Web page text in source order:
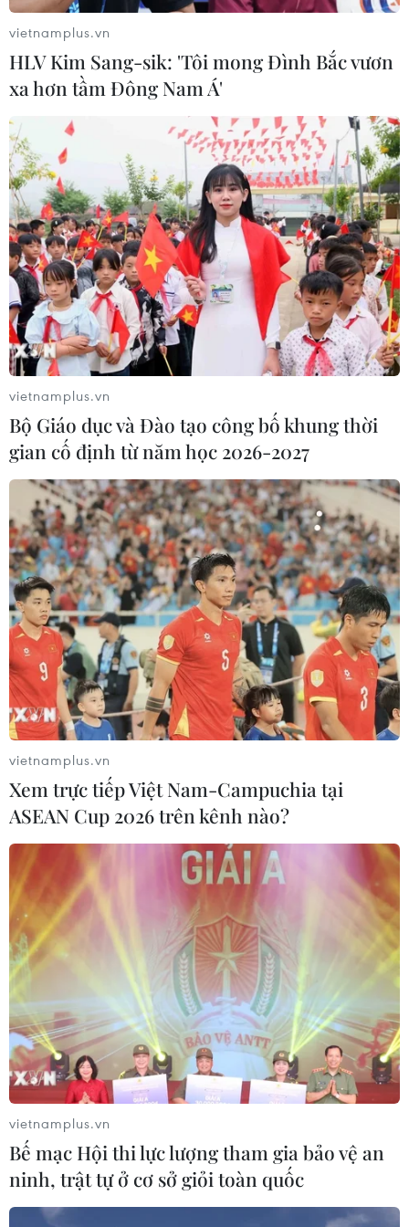
sớm “Black Friday”
25/11/2016 07:54
Mùa mua sắm 2016 tại Mỹ sẽ chính thức bắt đầu từ
ngày Thứ Sáu - 25/11, một ngày sau ngày Lễ Tạ ơn
nhằm chiếm lĩnh thị phần và tăng doanh số bán hàng.
Mua sắm trực tuyến lên ngôi tại Mỹ trong
ngày "Black Friday"
26/11/2016 04:01
Hiệp hội Bán lẻ quốc gia (NRF) ước đoán tổng doanh
thu mùa lễ này có thể tăng 3,6%, lên đến 655,8 tỷ USD,
chủ yếu nhờ vào tăng trưởng trong mua sắm trực tuyến.
vietnamplus.vn
HLV Kim Sang-sik: 'Tôi mong Đình Bắc vươn
xa hơn tầm Đông Nam Á'
vietnamplus.vn
Bộ Giáo dục và Đào tạo công bố khung thời
gian cố định từ năm học 2026-2027
vietnamplus.vn
Xem trực tiếp Việt Nam-Campuchia tại
ASEAN Cup 2026 trên kênh nào?
vietnamplus.vn
Bế mạc Hội thi lực lượng tham gia bảo vệ an
ninh, trật tự ở cơ sở giỏi toàn quốc